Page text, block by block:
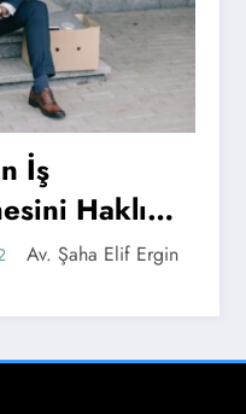
Haklı
Hakkı
Av. Şaha Elif Ergin